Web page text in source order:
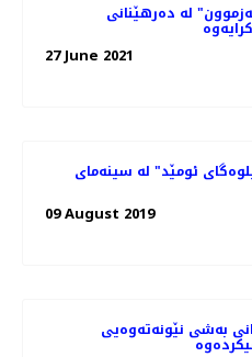
لە دەرهێنانی
27 June 2021
ئومێد" له‌ سینه‌مای
09 August 2019
به‌شی نێونه‌ته‌وه‌یی